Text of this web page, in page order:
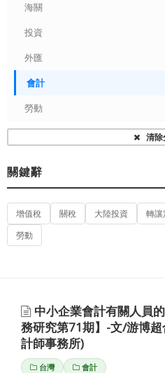
海關
投資
外匯
會計
勞動
清除
關鍵辭
增值稅 關稅 大陸投資 轉讓
勞動
中小企業會計有關人員
務研究第71期】-文/游博
計師事務所)
台灣 會計